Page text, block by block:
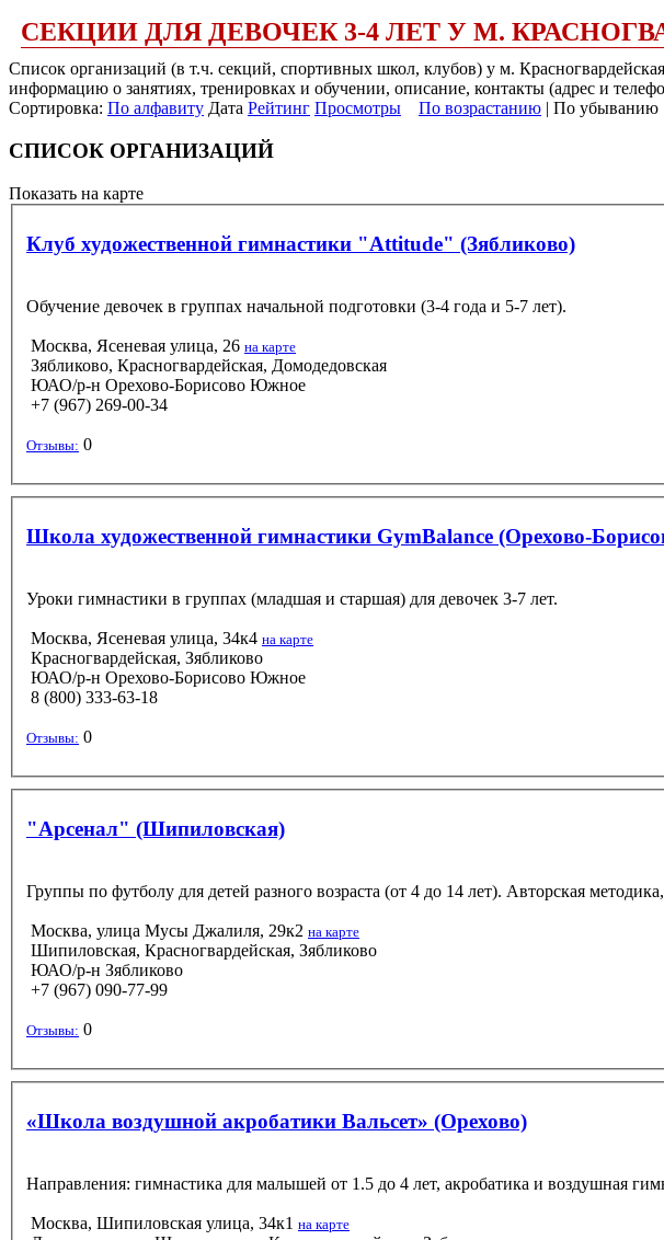
СЕКЦИИ ДЛЯ ДЕВОЧЕК 3-4 ЛЕТ У М.
Список организаций (в т.ч. секций, спортивных школ, клубов) у м.
информацию о занятиях, тренировках и обучении, описание, контакты (адрес и
Сортировка: По алфавиту Дата Рейтинг Просмотры По возрастанию | По убыванию
СПИСОК ОРГАНИЗАЦИЙ
Показать на карте
Клуб художественной гимнастики "Attitude" (Зябликово)
Обучение девочек в группах начальной подготовки (3-4 года и 5-7 лет).
Москва, Ясеневая улица, 26 на карте
Зябликово, Красногвардейская, Домодедовская
ЮАО/р-н Орехово-Борисово Южное
+7 (967) 269-00-34
Отзывы: 0
Школа художественной гимнастики GymBalance (Орехово-
Уроки гимнастики в группах (младшая и старшая) для девочек 3-7 лет.
Москва, Ясеневая улица, 34к4 на карте
Красногвардейская, Зябликово
ЮАО/р-н Орехово-Борисово Южное
8 (800) 333-63-18
Отзывы: 0
"Арсенал" (Шипиловская)
Группы по футболу для детей разного возраста (от 4 до 14 лет). Авторская
Москва, улица Мусы Джалиля, 29к2 на карте
Шипиловская, Красногвардейская, Зябликово
ЮАО/р-н Зябликово
+7 (967) 090-77-99
Отзывы: 0
«Школа воздушной акробатики Вальсет» (Орехово)
Направления: гимнастика для малышей от 1.5 до 4 лет, акробатика и воздушная
Москва, Шипиловская улица, 34к1 на карте